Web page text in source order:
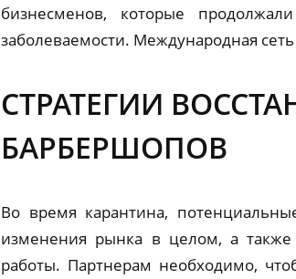
бизнесменов, которые
заболеваемости. Международная
СТРАТЕГИИ
БАРБЕРШОПОВ
Во время карантина,
изменения рынка в целом, а также
работы. Партнерам необходимо,